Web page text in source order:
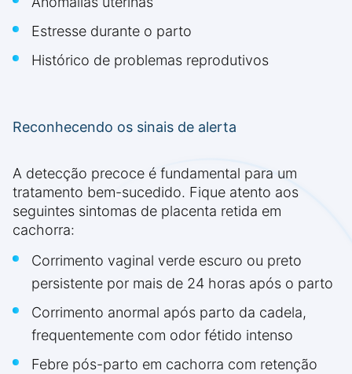
Estresse durante o parto
Histórico de problemas reprodutivos
Reconhecendo os sinais de alerta
A detecção precoce é fundamental para um
tratamento bem-sucedido. Fique atento aos
seguintes sintomas de placenta retida em
cachorra:
Corrimento vaginal verde escuro ou preto
persistente por mais de 24 horas após o parto
Corrimento anormal após parto da cadela,
frequentemente com odor fétido intenso
Febre pós-parto em cachorra com retenção